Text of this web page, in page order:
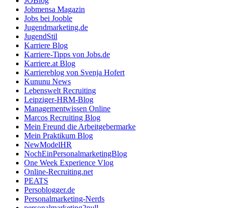
Jobmensa Magazin
Jobs bei Jooble
Jugendmarketing.de
JugendStil
Karriere Blog
Karriere-Tipps von Jobs.de
Karriere.at Blog
Karriereblog von Svenja Hofert
Kununu News
Lebenswelt Recruiting
Leipziger-HRM-Blog
Managementwissen Online
Marcos Recruiting Blog
Mein Freund die Arbeitgebermarke
Mein Praktikum Blog
NewModelHR
NochEinPersonalmarketingBlog
One Week Experience Vlog
Online-Recruiting.net
PEATS
Persoblogger.de
Personalmarketing-Nerds